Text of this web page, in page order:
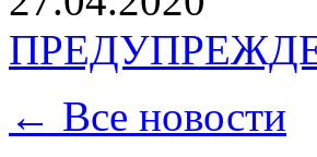
← Все новости